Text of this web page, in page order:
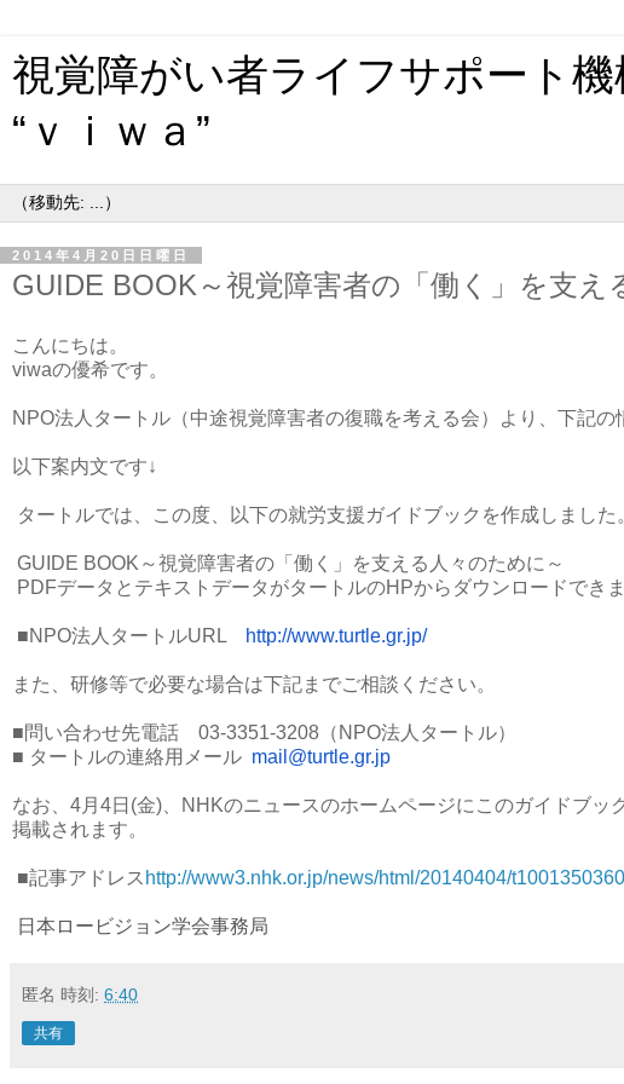
視覚障がい者ライフサポート機
“ｖｉｗａ”
2014年4月20日日曜日
GUIDE BOOK～視覚障害者の「働く」を支
こんにちは。
viwaの優希です。
NPO法人タートル（中途視覚障害者の復職を考える会）より、下記の
以下案内文です↓
タートルでは、この度、 以下の就労支援ガイドブックを作成しました
GUIDE BOOK～視覚障害者の「働く」を支える人々のために～
PDFデータとテキストデータがタートルのHPからダウンロードでき
■NPO法人タートルURL http://www.turtle.gr.jp/
また、研修等で必要な場合は下記までご相談ください。
■問い合わせ先電話 03-3351-3208（NPO法人タートル）
■ タートルの連絡用メール mail@turtle.gr.jp
なお、4月4日(金)、
NHKのニュースのホームページにこのガイドブ
掲載されます。
■記事アドレス http://www3.nhk.or.jp/news/html/20140404/
日本ロービジョン学会事務局
匿名 時刻: 6:40
共有